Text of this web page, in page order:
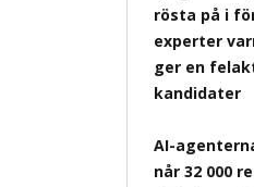
rösta på i
experter
ger en
kandidater
AI-
når 32 000